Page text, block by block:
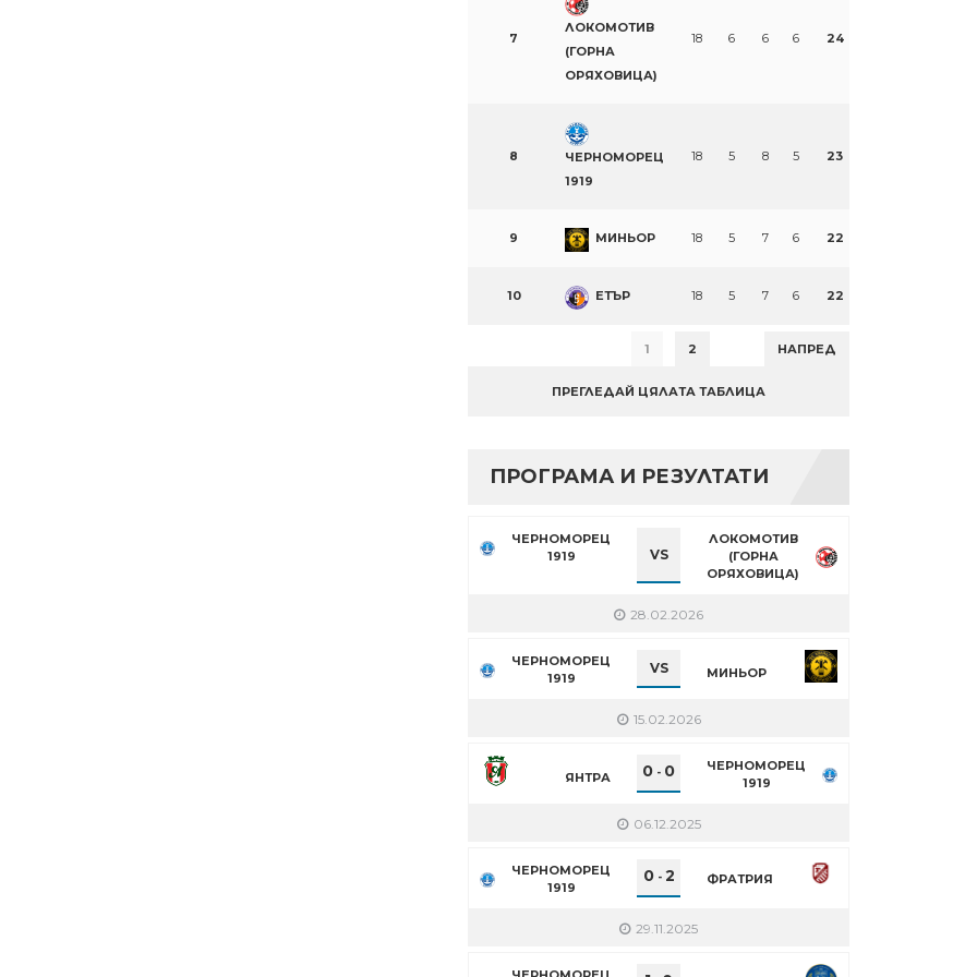
7
ЛОКОМОТИВ
(ГОРНА
ОРЯХОВИЦА)
18 6 6 6 24
8
ЧЕРНОМОРЕЦ
1919
18 5 8 5 23
9 МИНЬОР 18 5 7 6 22
10 ЕТЪР 18 5 7 6 22
1 2 НАПРЕД
ПРЕГЛЕДАЙ ЦЯЛАТА ТАБЛИЦА
ПРОГРАМА И РЕЗУЛТАТИ
ЧЕРНОМОРЕЦ
1919
VS
ЛОКОМОТИВ
(ГОРНА
ОРЯХОВИЦА)
28.02.2026
ЧЕРНОМОРЕЦ
1919
VS МИНЬОР
15.02.2026
ЯНТРА 0 - 0
ЧЕРНОМОРЕЦ
1919
06.12.2025
ЧЕРНОМОРЕЦ
1919
0- 2 ФРАТРИЯ
29.11.2025